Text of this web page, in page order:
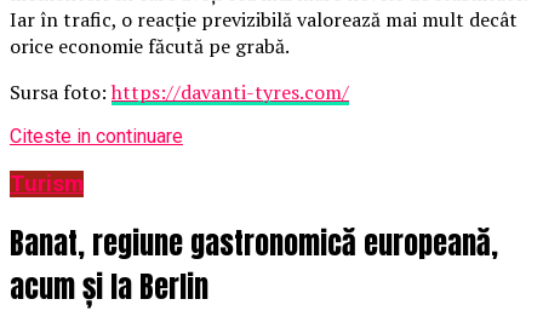
Iar în trafic, o reacție previzibilă valorează mai mult decât
orice economie făcută pe grabă.
Sursa foto:https://davanti-tyres.com/
Citeste in continuare
Turism
Banat, regiune gastronomică europeană,
acum și la Berlin